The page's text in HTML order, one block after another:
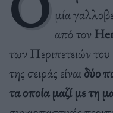
μία
από τον
των Περιπετειών του
της σειράς είναιδύο
τα οποία μαζί με τη